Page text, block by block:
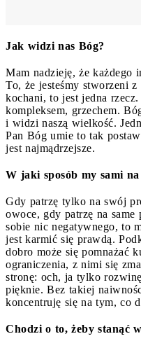
Jak widzi nas Bóg?
Mam nadzieję, że każdego
To, że jesteśmy stworzeni z
kochani, to jest jedna
kompleksem, grzechem.
i widzi naszą wielkość.
Pan Bóg umie to tak
jest najmądrzejsze.
W jaki sposób my sami
Gdy patrzę tylko na swój
owoce, gdy patrzę na
sobie nic negatywnego, to
jest karmić się prawdą.
dobro może się pomnażać
ograniczenia, z nimi się
stronę: och, ja tylko
pięknie. Bez takiej
koncentruję się na tym, co
Chodzi o to, żeby stanąć